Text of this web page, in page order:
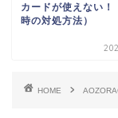
カードが使えない！
時の対処方法）
HOME